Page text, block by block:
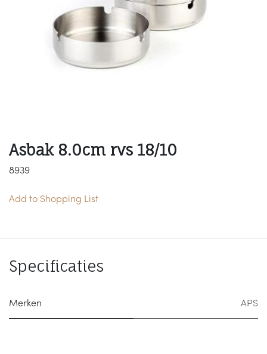
Asbak 8.0cm rvs 18/10
8939
Add to Shopping List
Specificaties
Merken APS